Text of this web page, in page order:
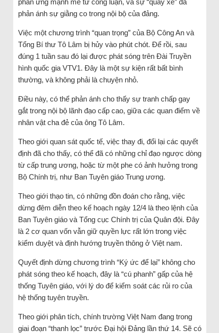
phản ánh sự giằng co trong nội bộ của đảng.
Việc một chương trình “quan trọng” của Bộ Công An và
Tổng Bí thư Tô Lâm bị hủy vào phút chót. Để rồi, sau
đúng 1 tuần sau đó lại được phát sóng trên Đài Truyền
hình quốc gia VTV1. Đây là một sự kiện rất bất bình
thường, và không phải là chuyện nhỏ.
Điều này, có thể phản ánh cho thấy sự tranh chấp gay
gắt trong nội bộ lãnh đạo cấp cao, giữa các quan điểm về
nhân vật cha đẻ của ông Tô Lâm.
Theo giới quan sát quốc tế, việc thay đi, đổi lại các quyết
định đã cho thấy, có thể đã có những chỉ đạo ngược dòng
từ cấp trung ương, hoặc từ một phe có ảnh hưởng trong
Bộ Chính trị, như Ban Tuyên giáo Trung ương.
Theo giới thạo tin, có những đồn đoán cho rằng, việc
dừng đêm diễn theo kế hoạch ngày 12/4 là theo lệnh của
Ban Tuyên giáo và Tổng cục Chính trị của Quân đội. Đây
là 2 cơ quan vốn vẫn giữ quyền lực rất lớn trong việc
kiểm duyệt và định hướng truyền thông ở Việt nam.
Quyết định dừng chương trình “Ký ức để lại” không cho
phát sóng theo kế hoạch, đây là “cú phanh” gấp của hệ
thống Tuyên giáo, với lý do để kiểm soát các rủi ro của
hệ thống tuyên truyền.
Theo giới phân tích, chính trường Việt Nam đang trong
giai đoạn “thanh lọc” trước Đại hội Đảng lần thứ 14. Sẽ có